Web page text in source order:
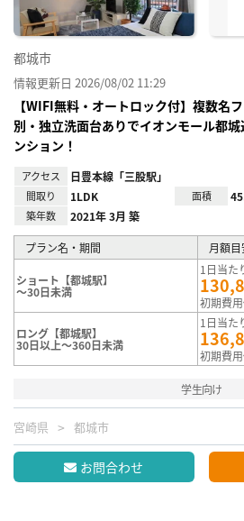
都城市
情報更新日 2026/08/02 11:29
【WIFI無料・オートロック付】複数名
別・独立洗面台ありでイオンモール都
ンション！
アクセス 日豊本線「三股駅」
間取り 1LDK 面積
築年数 2021年 3月 築
プラン名・期間 月額目
ショート【都城駅】
～30日未満
1日当た
初期費
ロング【都城駅】
30日以上～360日未満
1日当た
初期費
学生向け
宮崎県 都城市
お問合わせ